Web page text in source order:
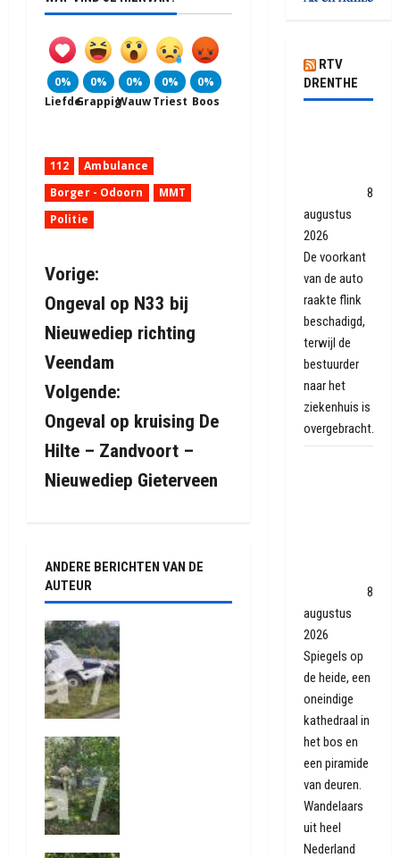
0%
Liefde
0%
Grappig
0%
Wauw
0%
Triest
0%
Boos
112
Ambulance
Borger - Odoorn
MMT
Politie
B
e
r
i
c
h
a
v
i
g
a
t
i
e
Vorige:
Ongeval op N33 bij
Nieuwediep richting
Veendam
Volgende:
Ongeval op kruising De
Hilte – Zandvoort –
Nieuwediep Gieterveen
ANDERE BERICHTEN VAN DE
AUTEUR
RTV
DRENTHE
8
augustus
2026
De voorkant
van de auto
raakte flink
beschadigd,
terwijl de
bestuurder
naar het
ziekenhuis is
overgebracht.
8
augustus
2026
Spiegels op
de heide, een
oneindige
kathedraal in
het bos en
een piramide
van deuren.
Wandelaars
uit heel
Nederland